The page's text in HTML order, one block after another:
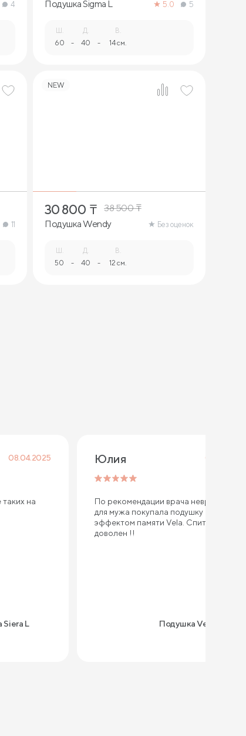
4
Подушка Sigma L
5.0 5
Ш.
60 -
Д.
40 -
В.
14 см.
11
NEW
30 800 ₸ 38 500₸
Подушка Wendy
Без оценок
Ш.
50 -
Д.
40 -
В.
12 см.
08.04.2025
на
L
Юлия 07.12.2024
По рекомендации врача невролога
для мужа покупала подушку с
эффектом памяти Vela. Спит уже год -
доволен !!
Подушка Vela